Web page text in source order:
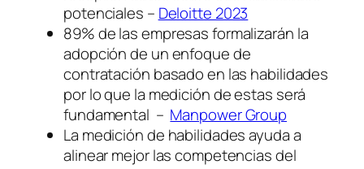
potenciales – Deloitte 2023
89% de las empresas formalizarán la
adopción de un enfoque de
contratación basado en las habilidades
por lo que la medición de estas será
fundamental – Manpower Group
La medición de habilidades ayuda a
alinear mejor las competencias del